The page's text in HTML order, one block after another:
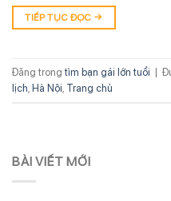
TIẾP TỤC ĐỌC →
Đăng trong tìm bạn gái lớn tuổi |
lịch Hà Nội Trang chủ
BÀI VIẾT MỚI